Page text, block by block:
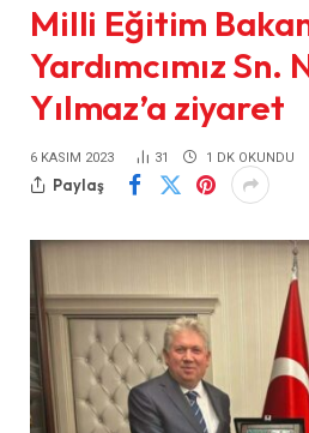
Milli Eğitim
Yardımcımız Sn.
Yılmaz’a ziyaret
6 KASIM 2023 31 1 DK OKUNDU
Paylaş